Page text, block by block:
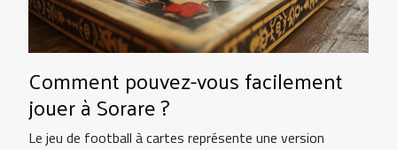
Comment pouvez-vous facilement
jouer à Sorare ?
Le jeu de football à cartes représente une version